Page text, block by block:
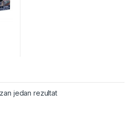
jedan rezultat